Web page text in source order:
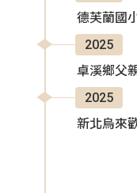
德芙蘭國
2025
卓溪鄉父
2025
新北烏來